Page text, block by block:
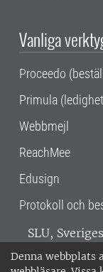
Denna webbplats
Vanliga
Proceedo
Primula
Webbmejl
ReachMee
Edusign
Protokoll och
SLU,
verksamhet
Alnarp,